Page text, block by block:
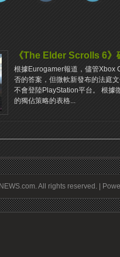
《The Elder Scrolls 6
根據Eurogamer報道，儘管Xbox
否的答案，但微軟新發布的法庭
不會登陸PlayStation平台。 根據
的獨佔策略的表格...
All rights reserved. |